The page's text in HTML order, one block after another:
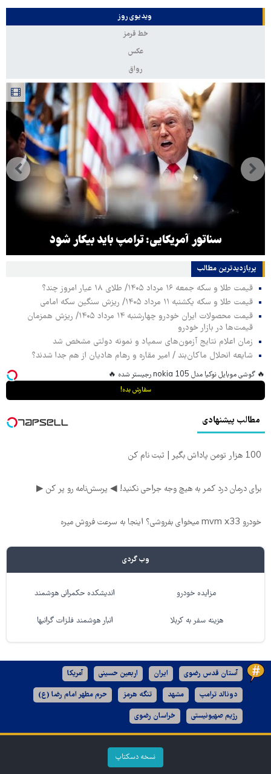
ویدیوی روز
خط قرمز
عکس
رواق
سناتور آمریکایی: ترامپ باید بیکار شود
پربازدیدترین‌ مطالب
قیمت طلا و سکه جمعه ۱۶ مرداد ۱۴۰۵/ طلای ۱۸ عیار امروز چند؟
قیمت طلا و سکه یکشنبه ۱۱ مرداد ۱۴۰۵/ ریزش سنگین سکه امامی
قیمت محصولات ایران خودرو چهارشنبه ۱۴ مرداد ۱۴۰۵/ ریزش همزمان
قیمت‌ها در بازار خودرو
زمان اعلام نتایج آزمون‌های سمپاد و نمونه دولتی مشخص شد
شایعه انحلال ماکان‌بند / امیر مقاره و رهام هادیان از هم جدا شدند؟
🔥 گوشی موبایل نوکیا مدل nokia 105 رجیستر شده 🔥
سفارش بده!
مطالب پیشنهادی
100 هزار تومن پاداش بگیر | ثبت نام کن
برای درمان درد کمر به هیچ وجه جراحی نکنید! ◀ پرسش‌نامه رو پر کن ▶
خودرو mvm x33 میخوای بفروشی؟ اینجا به سرعت فروش میره
وب گردی
مزایده خودرو اندیشکده حکمرانی هوشمند
هزینه سفر به کربلا انبار هوشمند فلزات گرانبها
آستان قدس رضوی ایران اربعین حسینی آمریکا
دونالد ترامپ مشهد تنگه هرمز حرم مطهر امام رضا (ع)
رژیم صهیونیستی خراسان رضوی
نسخه دسکتاپ